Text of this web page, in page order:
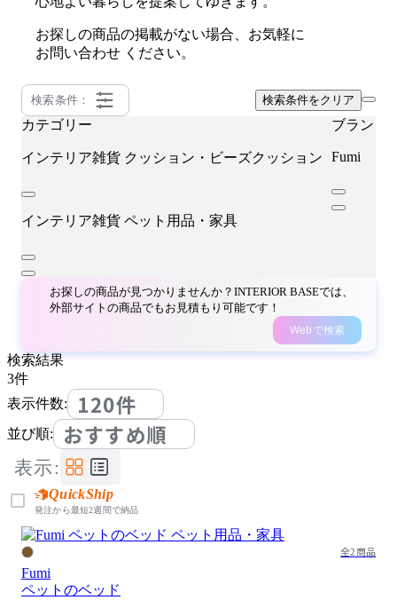
お探しの商品の掲載がない場合、お気軽に
お問い合わせ ください。
検索条件： 検索条件をクリア
カテゴリー
インテリア雑貨 クッション・ビーズクッション
インテリア雑貨 ペット用品・家具
ブランド
Fumi
お探しの商品が見つかりませんか？INTERIOR BASEでは、
外部サイトの商品でもお見積もり可能です！
Webで検索
検索結果
3件
表示件数:
120件
並び順: おすすめ順
表示:
QuickShip
発注から最短2週間で納品
全2商品
Fumi
ペットのベッド